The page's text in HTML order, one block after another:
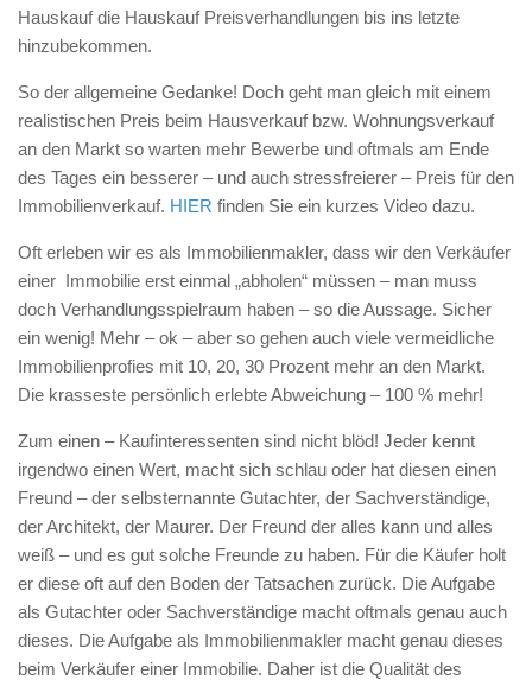
Hauskauf die Hauskauf Preisverhandlungen bis ins letzte
hinzubekommen.
So der allgemeine Gedanke! Doch geht man gleich mit einem
realistischen Preis beim Hausverkauf bzw. Wohnungsverkauf
an den Markt so warten mehr Bewerbe und oftmals am Ende
des Tages ein besserer – und auch stressfreierer – Preis für den
Immobilienverkauf. HIER finden Sie ein kurzes Video dazu.
Oft erleben wir es als Immobilienmakler, dass wir den Verkäufer
einer Immobilie erst einmal „abholen“ müssen – man muss
doch Verhandlungsspielraum haben – so die Aussage. Sicher
ein wenig! Mehr – ok – aber so gehen auch viele vermeidliche
Immobilienprofies mit 10, 20, 30 Prozent mehr an den Markt.
Die krasseste persönlich erlebte Abweichung – 100 % mehr!
Zum einen – Kaufinteressenten sind nicht blöd! Jeder kennt
irgendwo einen Wert, macht sich schlau oder hat diesen einen
Freund – der selbsternannte Gutachter, der Sachverständige,
der Architekt, der Maurer. Der Freund der alles kann und alles
weiß – und es gut solche Freunde zu haben. Für die Käufer holt
er diese oft auf den Boden der Tatsachen zurück. Die Aufgabe
als Gutachter oder Sachverständige macht oftmals genau auch
dieses. Die Aufgabe als Immobilienmakler macht genau dieses
beim Verkäufer einer Immobilie. Daher ist die Qualität des